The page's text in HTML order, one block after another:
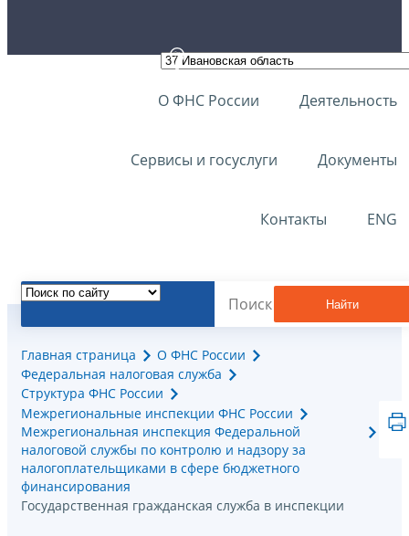
О ФНС России Деятельность
Сервисы и госуслуги Документы
Контакты ENG
Найти
Главная страница
О ФНС России
Федеральная налоговая служба
Структура ФНС России
Межрегиональные инспекции ФНС России
Межрегиональная инспекция Федеральной
налоговой службы по контролю и надзору за
налогоплательщиками в сфере бюджетного
финансирования
Государственная гражданская служба в инспекции